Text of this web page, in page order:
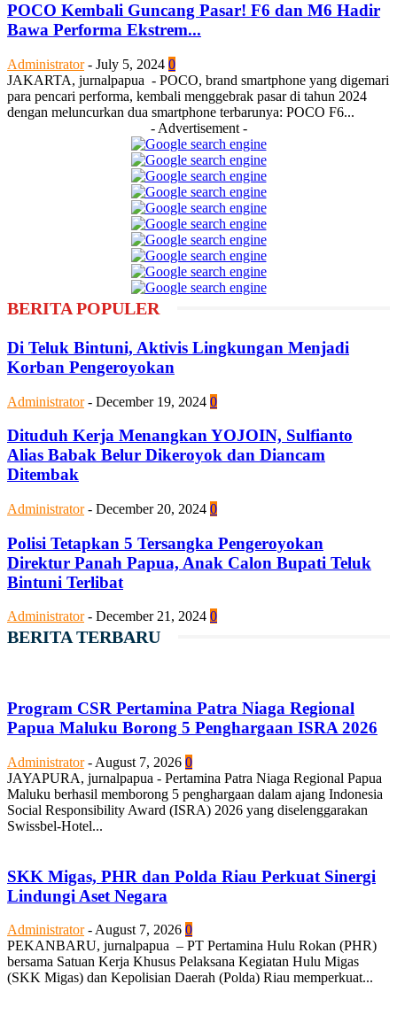
POCO Kembali Guncang Pasar! F6 dan M6 Hadir
Bawa Performa Ekstrem...
Administrator - July 5, 2024 0
JAKARTA, jurnalpapua - POCO, brand smartphone yang digemari
para pencari performa, kembali menggebrak pasar di tahun 2024
dengan meluncurkan dua smartphone terbarunya: POCO F6...
- Advertisement -
BERITA POPULER
Di Teluk Bintuni, Aktivis Lingkungan Menjadi
Korban Pengeroyokan
Administrator - December 19, 2024 0
Dituduh Kerja Menangkan YOJOIN, Sulfianto
Alias Babak Belur Dikeroyok dan Diancam
Ditembak
Administrator - December 20, 2024 0
Polisi Tetapkan 5 Tersangka Pengeroyokan
Direktur Panah Papua, Anak Calon Bupati Teluk
Bintuni Terlibat
Administrator - December 21, 2024 0
BERITA TERBARU
Program CSR Pertamina Patra Niaga Regional
Papua Maluku Borong 5 Penghargaan ISRA 2026
Administrator - August 7, 2026 0
JAYAPURA, jurnalpapua - Pertamina Patra Niaga Regional Papua
Maluku berhasil memborong 5 penghargaan dalam ajang Indonesia
Social Responsibility Award (ISRA) 2026 yang diselenggarakan
Swissbel-Hotel...
SKK Migas, PHR dan Polda Riau Perkuat Sinergi
Lindungi Aset Negara
Administrator - August 7, 2026 0
PEKANBARU, jurnalpapua – PT Pertamina Hulu Rokan (PHR)
bersama Satuan Kerja Khusus Pelaksana Kegiatan Hulu Migas
(SKK Migas) dan Kepolisian Daerah (Polda) Riau memperkuat...